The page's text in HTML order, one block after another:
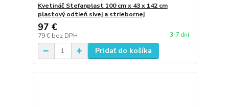
Kvetináč Stefanplast 100 cm x 43 x 142 cm
plastový odtieň sivej a striebornej
97 €
79 € bez DPH 3-7 dní
Pridať do košíka